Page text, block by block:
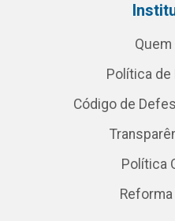
Política de
Código de
Política